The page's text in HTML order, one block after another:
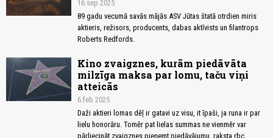
16.sep 2025
89 gadu vecumā savās mājās ASV Jūtas štatā otrdien miris
aktieris, režisors, producents, dabas aktīvists un filantrops
Roberts Redfords.
Kino zvaigznes, kurām piedāvāta
milzīga maksa par lomu, taču viņi
atteicās
6.feb 2025
Daži aktieri lomas dēļ ir gatavi uz visu, it īpaši, ja runa ir par
lielu honorāru. Tomēr pat lielas summas ne vienmēr var
pārliecināt zvaigznes pieņemt piedāvājumu, raksta rbc.